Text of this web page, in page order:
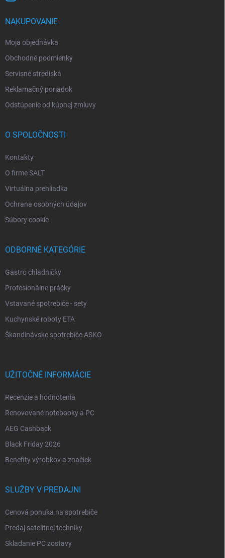
NAKUPOVANIE
Moja objednávka
Obchodné podmienky
Servisné strediská
Reklamačný poriadok
Odstúpenie od kúpnej zmluvy
O SPOLOČNOSTI
Kontakty
O firme SALT
Virtuálna prehliadka
Ochrana osobných údajov
Súbory cookie
ODBORNÉ KATEGÓRIE
Gastro chladničky
Profesionálne práčky
Vstavané spotrebiče - sety
Kuchynské roboty ETA
Škandinávske spotrebiče ASKO
UŽITOČNÉ INFORMÁCIE
Recenzie a hodnotenia
Renovované notebooky a PC
AEG Cashback
Black Friday 2026
Benefity výrobkov a značiek
SLUŽBY V PREDAJNI
Cenová ponuka na spotrebiče
Predaj satelitnej techniky
Skladanie PC zostavy